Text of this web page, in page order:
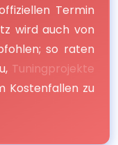
Termin
wird auch von
so raten
Tuningprojekte
Kostenfallen zu